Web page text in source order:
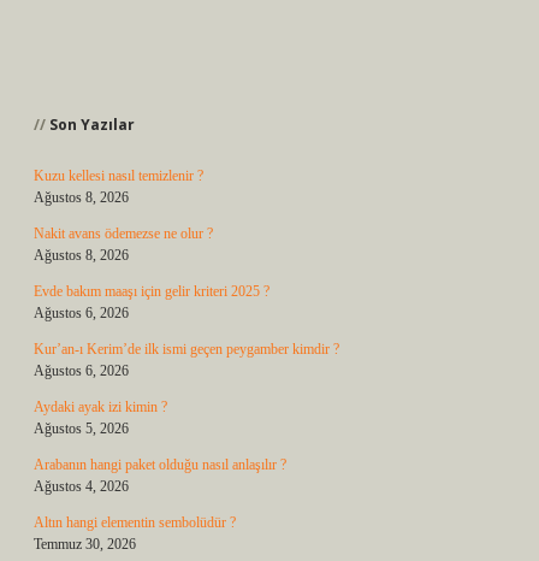
Son Yazılar
Kuzu kellesi nasıl temizlenir ?
Ağustos 8, 2026
Nakit avans ödemezse ne olur ?
Ağustos 8, 2026
Evde bakım maaşı için gelir kriteri 2025 ?
Ağustos 6, 2026
Kur’an-ı Kerim’de ilk ismi geçen peygamber kimdir ?
Ağustos 6, 2026
Aydaki ayak izi kimin ?
Ağustos 5, 2026
Arabanın hangi paket olduğu nasıl anlaşılır ?
Ağustos 4, 2026
Altın hangi elementin sembolüdür ?
Temmuz 30, 2026